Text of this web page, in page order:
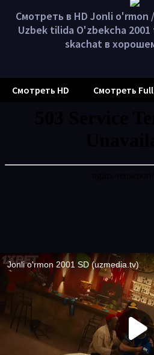
Смотреть в HD Jonli
Uzbek tilida O'zbekcha
skachat в
Смотреть HD Смотреть Full